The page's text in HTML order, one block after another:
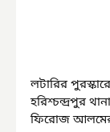
লটারির
হরিশ্চন্দ্রপুর
ফিরোজ আলমের